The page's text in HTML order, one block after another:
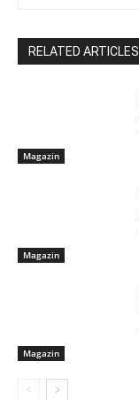
RELATED ARTICLES
Magazin
Magazin
Magazin